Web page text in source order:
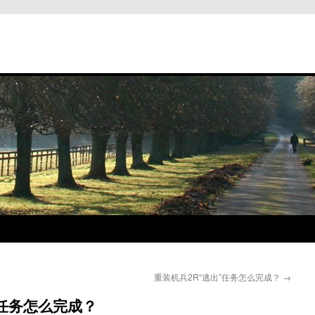
重装机兵2R“逃出”任务怎么完成？ →
务怎么完成？